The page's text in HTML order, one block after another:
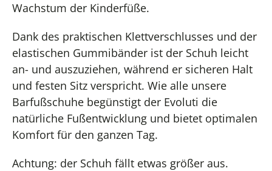
Wachstum der Kinderfüße.
Dank des praktischen Klettverschlusses und der
elastischen Gummibänder ist der Schuh leicht
an- und auszuziehen, während er sicheren Halt
und festen Sitz verspricht. Wie alle unsere
Barfußschuhe begünstigt der Evoluti die
natürliche Fußentwicklung und bietet optimalen
Komfort für den ganzen Tag.
Achtung: der Schuh fällt etwas größer aus.